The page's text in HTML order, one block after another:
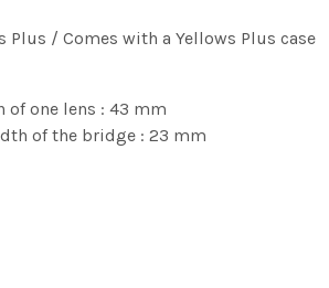
Plus / Comes with a Yellows Plus case
of one lens : 43 mm
of the bridge : 23 mm